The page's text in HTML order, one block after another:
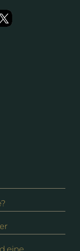
eine